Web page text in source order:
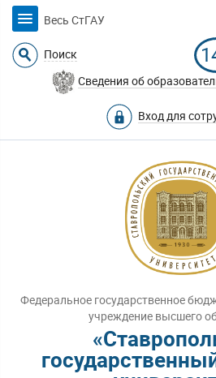
Весь СтГАУ
Поиск
Сведения об
Вход для
Федеральное государственное
учреждение высшего